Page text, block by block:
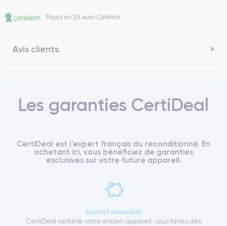
Payez en 3X avec Cetelem
Avis clients
Les garanties CertiDeal
CertiDeal est l'expert français du reconditionné. En
achetant ici, vous bénéficiez de garanties
exclusives sur votre future appareil.
Rachat immédiat
CertiDeal rachète votre ancien appareil, vous faites des